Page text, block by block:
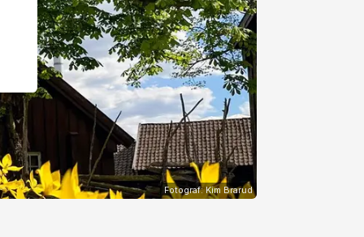
Fotograf: Kim Brarud